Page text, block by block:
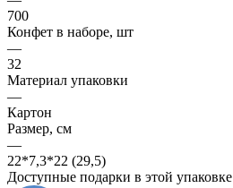
700
Конфет в наборе, шт
—
32
Материал упаковки
—
Картон
Размер, см
—
22*7,3*22 (29,5)
Доступные подарки в этой упаковке